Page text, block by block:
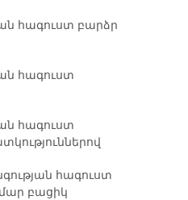
հագուստ բարձր
հագուստ
հագուստ
հագուստ
բացիկ